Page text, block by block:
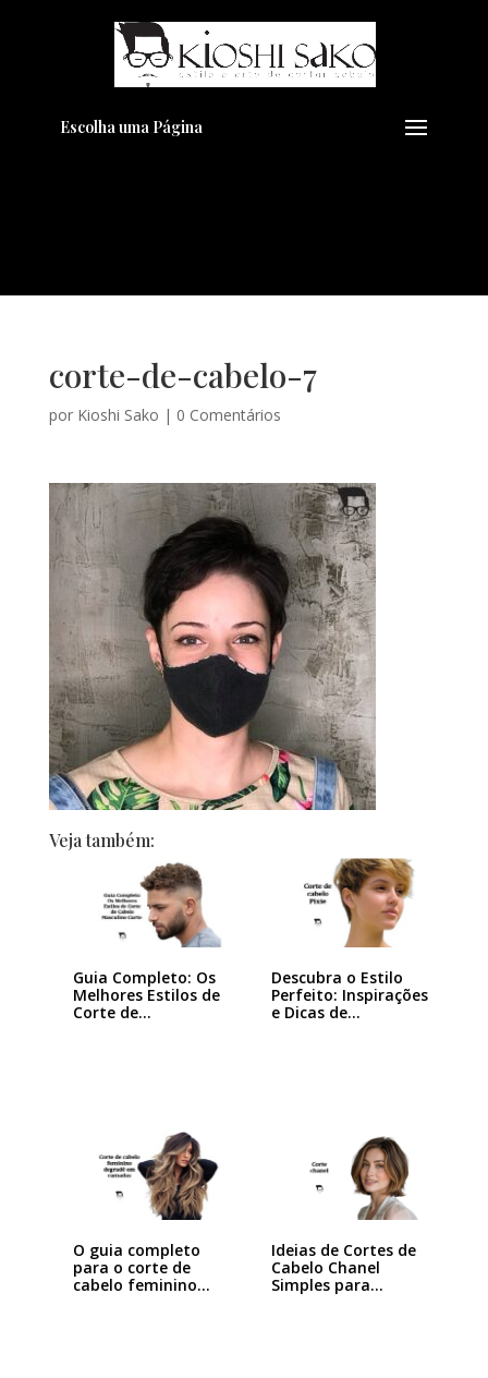
Escolha uma Página
corte-de-cabelo-7
por Kioshi Sako | 0 Comentários
Veja também:
Guia Completo: Os
Melhores Estilos de
Corte de…
Descubra o Estilo
Perfeito: Inspirações
e Dicas de…
O guia completo
para o corte de
cabelo feminino…
Ideias de Cortes de
Cabelo Chanel
Simples para…
Pensando em transformar seu
Visual??